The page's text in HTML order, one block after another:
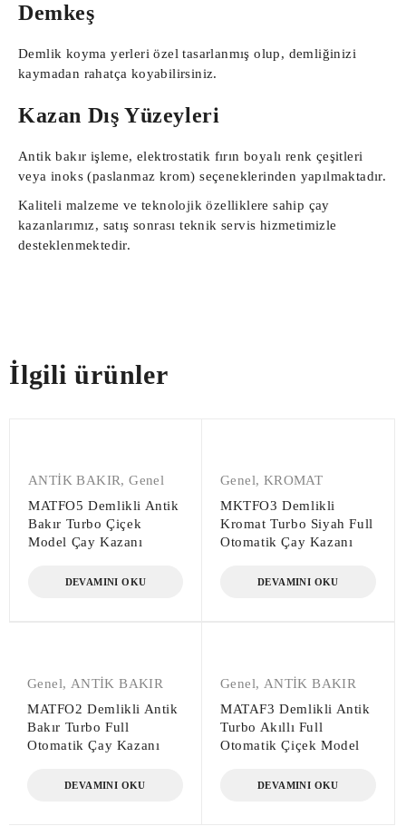
Demkeş
Demlik koyma yerleri özel tasarlanmış olup, demliğinizi
kaymadan rahatça koyabilirsiniz.
Kazan Dış Yüzeyleri
Antik bakır işleme, elektrostatik fırın boyalı renk çeşitleri
veya inoks (paslanmaz krom) seçeneklerinden yapılmaktadır.
Kaliteli malzeme ve teknolojik özelliklere sahip çay
kazanlarımız, satış sonrası teknik servis hizmetimizle
desteklenmektedir.
İlgili ürünler
ANTİK BAKIR,Genel
MATFO5 Demlikli Antik
Bakır Turbo Çiçek
Model Çay Kazanı
DEVAMINI OKU
Genel, KROMAT
MKTFO3 Demlikli
Kromat Turbo Siyah Full
Otomatik Çay Kazanı
DEVAMINI OKU
Genel, ANTİK BAKIR
MATFO2 Demlikli Antik
Bakır Turbo Full
Otomatik Çay Kazanı
DEVAMINI OKU
Genel, ANTİK BAKIR
MATAF3 Demlikli Antik
Turbo Akıllı Full
Otomatik Çiçek Model
DEVAMINI OKU